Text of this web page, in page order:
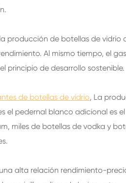
150ml botellas de vidrio de bebidas
producción de botellas de vidrio
Al mismo tiempo, el
principio de desarrollo sostenible.
de botellas de vidrio, La
el pedernal blanco adicional es
miles de botellas de vodka y
alta relación rendimiento-